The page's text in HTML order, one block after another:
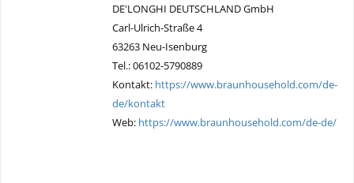
DE'LONGHI DEUTSCHLAND GmbH
Carl-Ulrich-Straße 4
63263 Neu-Isenburg
Tel.: 06102-5790889
Kontakt: https://www.braunhousehold.com/de-
de/kontakt
Web: https://www.braunhousehold.com/de-de/